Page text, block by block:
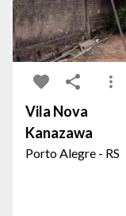
Vila Nova
Kanazawa
Porto Alegre - RS